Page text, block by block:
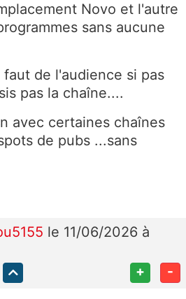
Novo et l'autre
sans aucune
de l'audience si pas
pas la chaîne....
avec certaines chaînes
de pubs ...sans
le 11/06/2026 à
+ -